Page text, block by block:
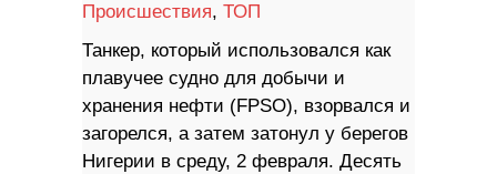
Происшествия, ТОП
Танкер, который использовался как
плавучее судно для добычи и
хранения нефти (FPSO), взорвался и
загорелся, а затем затонул у берегов
Нигерии в среду, 2 февраля. Десять